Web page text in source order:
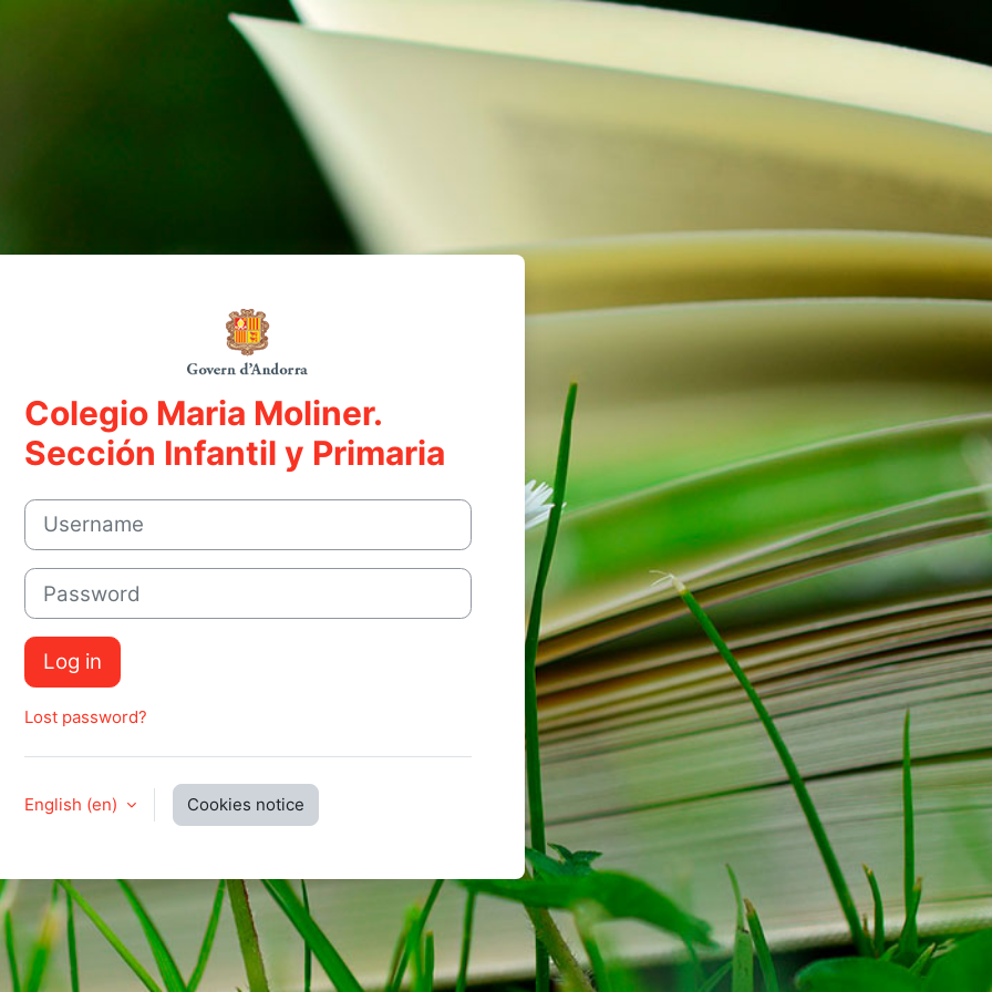
Log in to Colegio Maria Moliner. Sección
Colegio Maria Moliner.
Sección Infantil y Primaria
Username
Password
Log in
Lost password?
English ‎(en)‎ Cookies notice